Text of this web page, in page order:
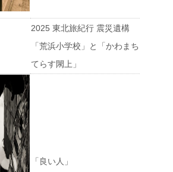
2025 東北旅紀行 震災遺構
「荒浜小学校」と「かわまち
てらす閖上」
「良い人」